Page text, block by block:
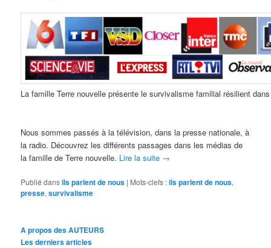
La famille Terre nouvelle présente le survivalisme familial résilient
Nous sommes passés à la télévision, dans la presse nationale, à
la radio. Découvrez les différents passages dans les médias de
la famille de Terre nouvelle. Lire la suite →
Publié dansils parlent de nous | Mots-clefs :ils parlent de nous,
presse,survivalisme
A propos des AUTEURS
Les derniers articles